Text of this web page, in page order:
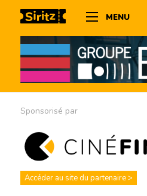
MENU
Sponsorisé par
Accéder au site du partenaire >